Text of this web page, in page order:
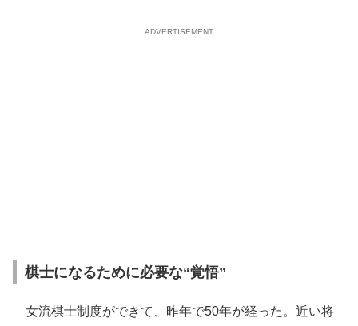
ADVERTISEMENT
棋士になるために必要な“覚悟”
女流棋士制度ができて、昨年で50年が経った。近い将